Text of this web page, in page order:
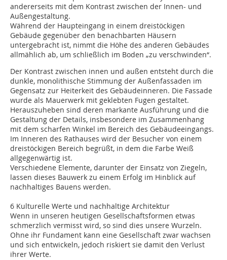
andererseits mit dem Kontrast zwischen der Innen- und
Außengestaltung.
Während der Haupteingang in einem dreistöckigen
Gebäude gegenüber den benachbarten Häusern
untergebracht ist, nimmt die Höhe des anderen Gebäudes
allmählich ab, um schließlich im Boden „zu verschwinden“.
Der Kontrast zwischen innen und außen entsteht durch die
dunkle, monolithische Stimmung der Außenfassaden im
Gegensatz zur Heiterkeit des Gebäudeinneren. Die Fassade
wurde als Mauerwerk mit geklebten Fugen gestaltet.
Herauszuheben sind deren markante Ausführung und die
Gestaltung der Details, insbesondere im Zusammenhang
mit dem scharfen Winkel im Bereich des Gebäudeeingangs.
Im Inneren des Rathauses wird der Besucher von einem
dreistöckigen Bereich begrüßt, in dem die Farbe Weiß
allgegenwärtig ist.
Verschiedene Elemente, darunter der Einsatz von Ziegeln,
lassen dieses Bauwerk zu einem Erfolg im Hinblick auf
nachhaltiges Bauens werden.
6 Kulturelle Werte und nachhaltige Architektur
Wenn in unseren heutigen Gesellschaftsformen etwas
schmerzlich vermisst wird, so sind dies unsere Wurzeln.
Ohne ihr Fundament kann eine Gesellschaft zwar wachsen
und sich entwickeln, jedoch riskiert sie damit den Verlust
ihrer Werte.